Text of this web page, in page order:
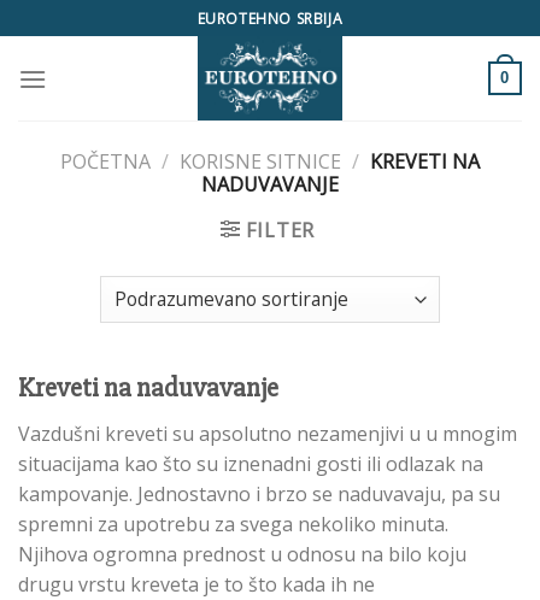
to
content
EUROTEHNO SRBIJA
0
POČETNA / KORISNE SITNICE / KREVETI NA
NADUVAVANJE
FILTER
Kreveti na naduvavanje
Vazdušni kreveti su apsolutno nezamenjivi u u mnogim
situacijama kao što su iznenadni gosti ili odlazak na
kampovanje. Jednostavno i brzo se naduvavaju, pa su
spremni za upotrebu za svega nekoliko minuta.
Njihova ogromna prednost u odnosu na bilo koju
drugu vrstu kreveta je to što kada ih ne